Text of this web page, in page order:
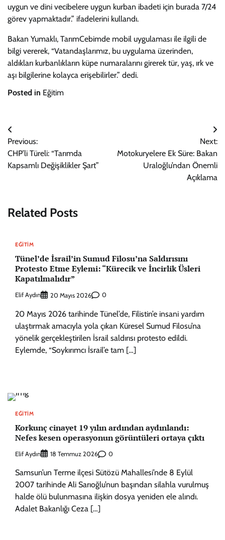
uygun ve dini vecibelere uygun kurban ibadeti için burada 7/24
görev yapmaktadır.” ifadelerini kullandı.
Bakan Yumaklı, TarımCebimde mobil uygulaması ile ilgili de
bilgi vererek, “Vatandaşlarımız, bu uygulama üzerinden,
aldıkları kurbanlıkların küpe numaralarını girerek tür, yaş, ırk ve
aşı bilgilerine kolayca erişebilirler.” dedi.
Posted in Eğitim
Yazı
gezinmesi
Previous:
CHP’li Türeli: “Tarımda
Kapsamlı Değişiklikler Şart”
Next:
Motokuryelere Ek Süre: Bakan
Uraloğlu’ndan Önemli
Açıklama
Related Posts
EĞITIM
Tünel’de İsrail’in Sumud Filosu’na Saldırısını
Protesto Etme Eylemi: “Kürecik ve İncirlik Üsleri
Kapatılmalıdır”
Elif Aydın 20 Mayıs 2026 0
20 Mayıs 2026 tarihinde Tünel’de, Filistin’e insani yardım
ulaştırmak amacıyla yola çıkan Küresel Sumud Filosu’na
yönelik gerçekleştirilen İsrail saldırısı protesto edildi.
Eylemde, “Soykırımcı İsrail’e tam […]
EĞITIM
Korkunç cinayet 19 yılın ardından aydınlandı:
Nefes kesen operasyonun görüntüleri ortaya çıktı
Elif Aydın 18 Temmuz 2026 0
Samsun’un Terme ilçesi Sütözü Mahallesi’nde 8 Eylül
2007 tarihinde Ali Sarıoğlu’nun başından silahla vurulmuş
halde ölü bulunmasına ilişkin dosya yeniden ele alındı.
Adalet Bakanlığı Ceza […]